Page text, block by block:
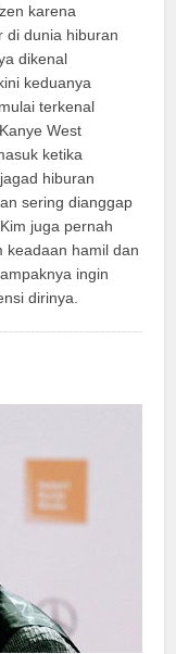
karena
di dunia hiburan
dikenal
keduanya
terkenal
West
ketika
hiburan
sering dianggap
juga pernah
keadaan hamil dan
ingin
dirinya.